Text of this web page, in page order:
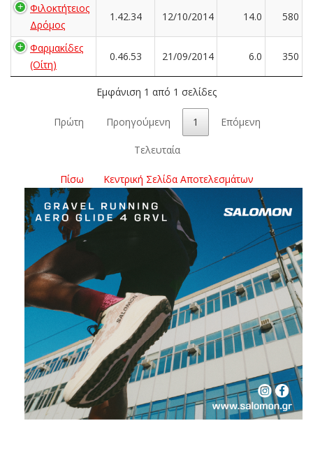
Φιλοκτήτειος
Δρόμος
1.42.34 12/10/2014 14.0 580
Φαρμακίδες
(Οίτη)
0.46.53 21/09/2014 6.0 350
Εμφάνιση 1 από 1 σελίδες
Πρώτη Προηγούμενη 1 Επόμενη
Τελευταία
Πίσω Κεντρική Σελίδα Αποτελεσμάτων